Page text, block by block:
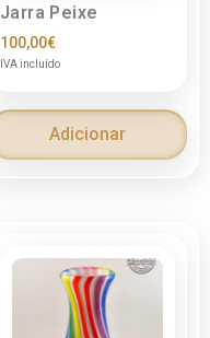
Jarra Peixe
100,00€
IVA incluído
Adicionar